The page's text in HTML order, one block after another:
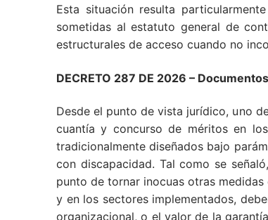
Esta situación resulta
sometidas al estatuto general de
estructurales de acceso cuando no
DECRETO 287 DE 2026 –
Desde el punto de vista jurídico, uno
cuantía y concurso de méritos en
tradicionalmente diseñados bajo
con discapacidad. Tal como se
punto de tornar inocuas otras
y en los sectores implementados,
organizacional, o el valor de la